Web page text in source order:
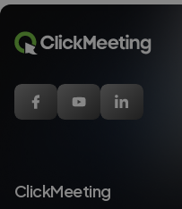
ClickMeeting